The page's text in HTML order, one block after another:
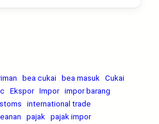
bea cukai bea masuk
Cukai
Ekspor Impor impor barang
international trade
pajak
pajak impor